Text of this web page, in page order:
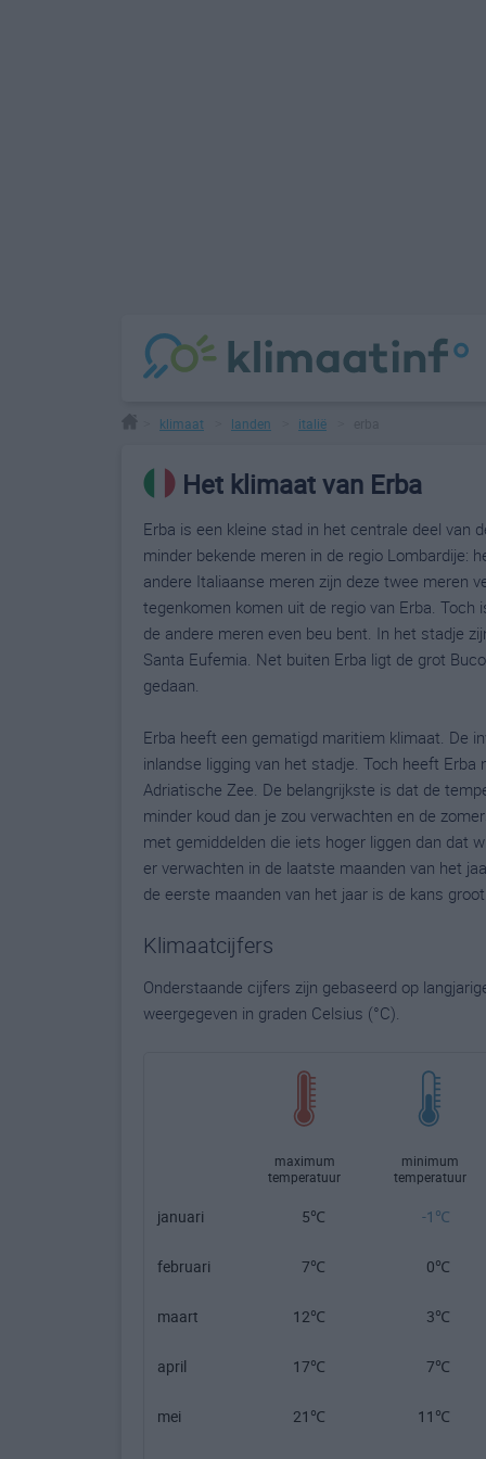
klimaat landen italië
Het klimaat van Erba
Erba is een kleine stad in het centrale deel van
minder bekende meren in de regio Lombardije:
andere Italiaanse meren zijn deze twee meren
tegenkomen komen uit de regio van Erba.
de andere meren even beu bent. In het stadje
Santa Eufemia. Net buiten Erba ligt de grot
gedaan.
Erba heeft een gematigd maritiem klimaat. De
inlandse ligging van het stadje. Toch heeft
Adriatische Zee. De belangrijkste is dat de
minder koud dan je zou verwachten en de
met gemiddelden die iets hoger liggen dan dat
er verwachten in de laatste maanden van het
de eerste maanden van het jaar is de kans
Klimaatcijfers
Onderstaande cijfers zijn gebaseerd op
weergegeven in graden Celsius (°C).
maximum
temperatuur
minimum
temperatuur
januari 5℃ -1℃
februari 7℃ 0℃
maart 12℃ 3℃
april 17℃ 7℃
mei 21℃ 11℃